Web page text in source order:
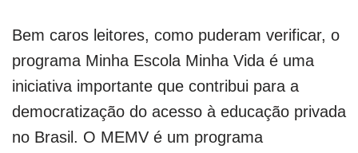
Bem caros leitores, como puderam verificar, o
programa Minha Escola Minha Vida é uma
iniciativa importante que contribui para a
democratização do acesso à educação privada
no Brasil. O MEMV é um programa